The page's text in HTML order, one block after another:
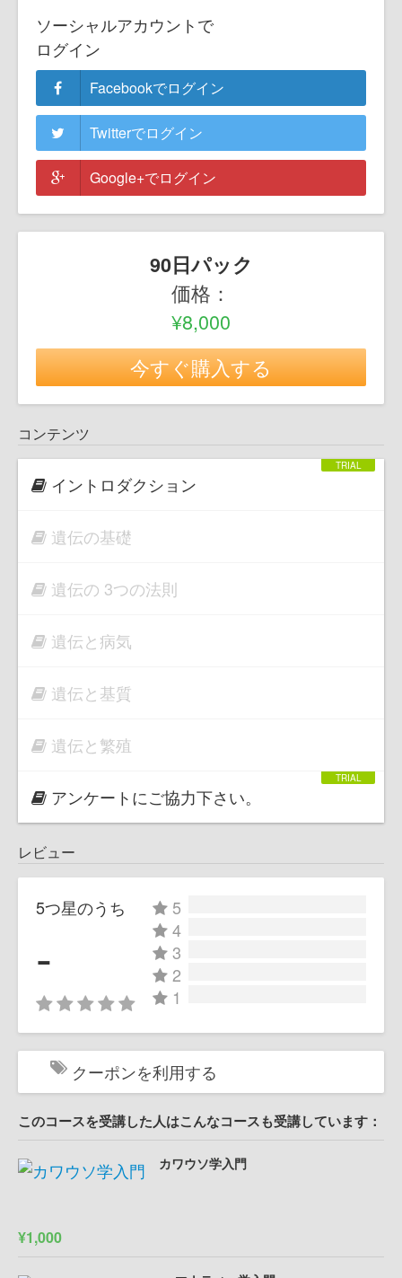
ソーシャルアカウントで
ログイン
Facebookでログイン
Twitterでログイン
Google+でログイン
90日パック
価格：
¥8,000
今すぐ購入する
コンテンツ
イントロダクション
遺伝の基礎
遺伝の 3つの法則
遺伝と病気
遺伝と基質
遺伝と繁殖
アンケートにご協力下さい。
レビュー
5つ星のうち
-
5
4
3
2
1
クーポンを利用する
このコースを受講した人はこんなコースも受講しています：
カワウソ学入門
¥1,000